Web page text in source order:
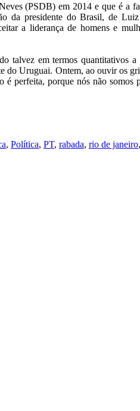
(PSDB) em 2014 e que é a
da presidente do Brasil, de
a liderança de homens e
em termos quantitativos a
do Uruguai. Ontem, ao ouvir os
perfeita, porque nós não somos
, Política, PT, rabada, rio de janeiro,